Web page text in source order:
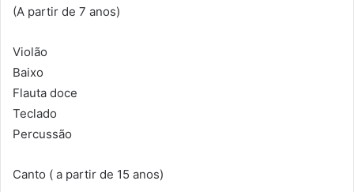
(A partir de 7 anos)
Violão
Baixo
Flauta doce
Teclado
Percussão
Canto ( a partir de 15 anos)